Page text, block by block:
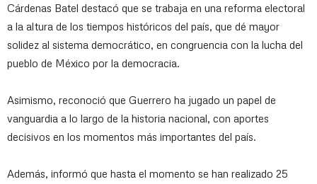
Cárdenas Batel destacó que se trabaja en una reforma electoral
a la altura de los tiempos históricos del país, que dé mayor
solidez al sistema democrático, en congruencia con la lucha del
pueblo de México por la democracia.
Asimismo, reconoció que Guerrero ha jugado un papel de
vanguardia a lo largo de la historia nacional, con aportes
decisivos en los momentos más importantes del país.
Además, informó que hasta el momento se han realizado 25